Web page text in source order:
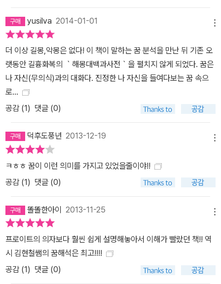
과 돈이 없어도 어김없이 매일 밤 우리를 찾아오기 때문이다. 꿈은 우
리 마음의 균형을 찾아주기 위해 자아가 외면하는 부분을 반복적으로
보여준다. 지나치게 욕망을 절제하며 살아가는 사람이라면, 꿈에서
괴물이나 살인마로 등장해 무차별하게 타인을 해치는 악랄함을 드러
낸다. 즉 한쪽으로 쏠려 있는 내면의 갈등이 꿈을 통해 무한 재생됨에
따라 우리는 내면의 욕망과 마주서게 되고 의식에서 알아채지 못했던
무의식의 욕구를 수용함으로써 한층 성장해 나갈 수 있게 되는 것이
다. 우리에게 꿈은 어쩌면 나선형 계단을 걷는 일인지도 모른다. 크게
다. 더불어 모퉁이에서 만나는 내면의 진실은 우리 마음속 계단을 껑
충 뛰어오르게 만들 것이다.
yusilva 2014-01-01
더 이상 길몽,악몽은 없다! 이 책이 말하는 꿈 분석을 만난 뒤 기존 오
랫동안 길흉화복의 ｀해몽대백과사전｀을 펼치지 않게 되었다. 꿈은
나 자신(무의식)과의 대화다. 진정한 나 자신을 들여다보는 꿈 속으
로...
공감 (1) 댓글 (0)
덕후도풍년 2013-12-19
ㅋㅎㅎ 꿈이 이런 의미를 가지고 있었을줄이야!!
공감 (1) 댓글 (0)
똘똘한아이 2013-11-25
프로이트의 의자보다 훨씬 쉽게 설명해놓아서 이해가 빨랐던 책!! 역
시 김현철쌤의 꿈해석은 최고!!!!
공감 (1) 댓글 (0)